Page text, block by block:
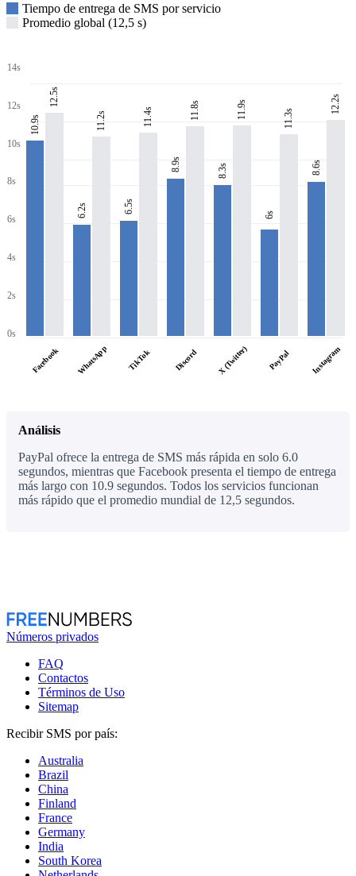
Tiempo de entrega de SMS por servicio
Promedio global (12,5 s)
14s
12s
10s
8s
6s
4s
2s
0s
10.9s
12.5s
Facebook
6.2s
11.2s
WhatsApp
6.5s
11.4s
TikTok
8.9s
11.8s
Discord
8.3s
11.9s
X (Twitter)
6s
11.3s
PayPal
8.6s
12.2s
Instagram
Análisis
PayPal ofrece la entrega de SMS más rápida en solo 6.0
segundos, mientras que Facebook presenta el tiempo de entrega
más largo con 10.9 segundos. Todos los servicios funcionan
más rápido que el promedio mundial de 12,5 segundos.
Números privados
FAQ
Contactos
Términos de Uso
Sitemap
Recibir SMS por país:
Australia
Brazil
China
Finland
France
Germany
India
South Korea